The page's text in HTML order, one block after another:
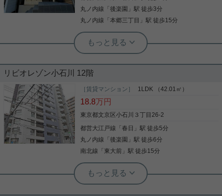
お気軽にくださいませ☆ 実用春日ホーム株式会社
富坂サテライト TEL：03-6866-1230
丸ノ内線 「後楽園 」駅 徒歩3分
丸ノ内線 「本郷三丁目 」駅 徒歩15分
根津駅前センター（実用根津ホーム株式会社 根津駅前センター） スタ
５年間の定期借家（更新料お得）
複数路線が入り交う春日エリアから 新婚さん・カッ
プルさんにオススメの新築戸建てが登場
リビオレゾン小石川 12階
［賃貸マンション］ 1LDK （42.01㎡）
18.8万円
東京都文京区小石川３丁目26-2
都営大江戸線 「春日 」駅 徒歩5分
丸ノ内線 「後楽園 」駅 徒歩6分
南北線 「 東大前 」駅 徒歩15分
実用春日ホーム 本店 砂子-
浴室乾燥機 BS 24時間換気システム TV